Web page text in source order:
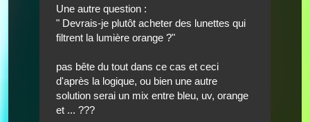
Une autre question :
" Devrais-je plutôt acheter des lunettes qui
filtrent la lumière orange ?"
pas bête du tout dans ce cas et ceci
d'après la logique, ou bien une autre
solution serai un mix entre bleu, uv, orange
et ... ???